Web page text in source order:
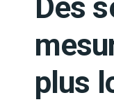
Des
plus